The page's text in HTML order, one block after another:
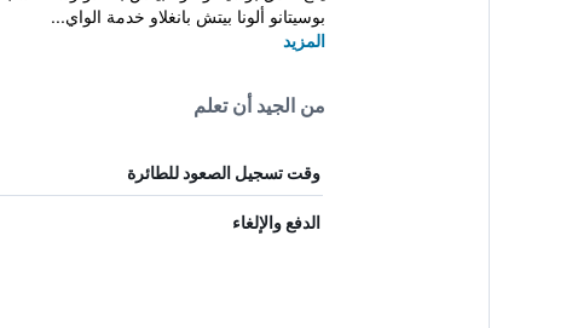
بوسيتانو ألونا بيتش بانغلاو خدمة الواي...
المزيد
من الجيد أن تعلم
وقت تسجيل الصعود للطائرة
الدفع والإلغاء